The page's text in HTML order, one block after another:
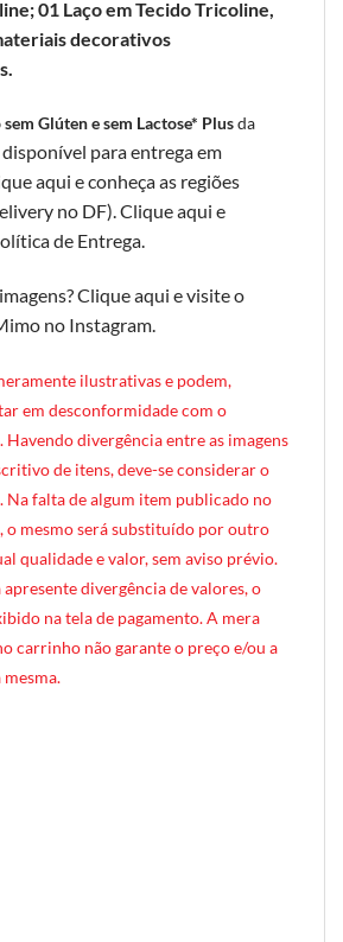
01 Laço em Tecido Tricoline,
decorativos
Glúten e sem Lactose* Plusda
para entrega em
aqui e conheça as regiões
no DF).Clique aqui e
de Entrega.
Clique aqui e visite o
no Instagram.
ilustrativas e podem,
em desconformidade com o
divergência entre as imagens
de itens, deve-se considerar o
Na falta de algum item publicado no
o mesmo será substituído por outro
qualidade e valor, sem aviso prévio.
apresente divergência de valores, o
na tela de pagamento. A mera
carrinho não garante o preço e/ou a